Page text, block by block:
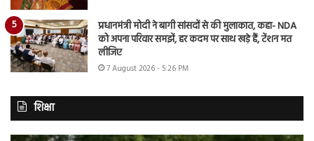
प्रधानमंत्री मोदी ने बागी सांसदों से की मुलाकात, कहा- NDA
को अपना परिवार समझें, हर कदम पर साथ खड़े हैं, टेंशन मत
लीजिए
7 August 2026 - 5:26 PM
शिक्षा